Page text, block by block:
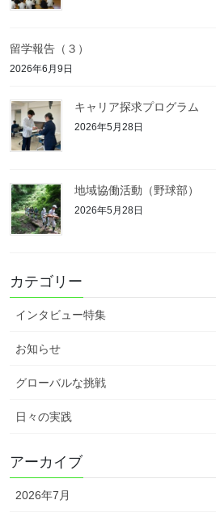
留学報告（３）
2026年6月9日
キャリア探求プログラム
2026年5月28日
地域協働活動（野球部）
2026年5月28日
カテゴリー
インタビュー特集
お知らせ
グローバルな挑戦
日々の実践
アーカイブ
2026年7月